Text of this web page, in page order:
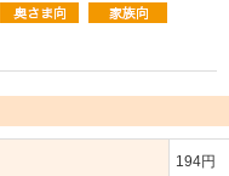
194円